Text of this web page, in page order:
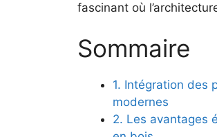
fascinant ​où
Sommaire
1. ⁢Intégration des
modernes
2. Les avantages